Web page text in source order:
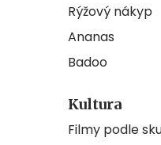
Rýžový nákyp
Ananas
Badoo
Kultura
Filmy podle